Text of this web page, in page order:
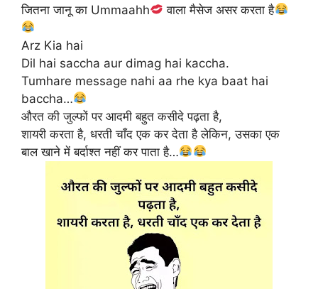
जितना जानू का Ummaahh
वाला मैसेज असर करता है
Arz Kia hai
Dil hai saccha aur dimag hai kaccha.
Tumhare message nahi aa rhe kya baat hai
baccha…
औरत की जुल्फों पर आदमी बहुत कसीदे पढ़ता है,
शायरी करता है, धरती चाँद एक कर देता है लेकिन, उसका एक
बाल खाने में बर्दाश्त नहीं कर पाता है…